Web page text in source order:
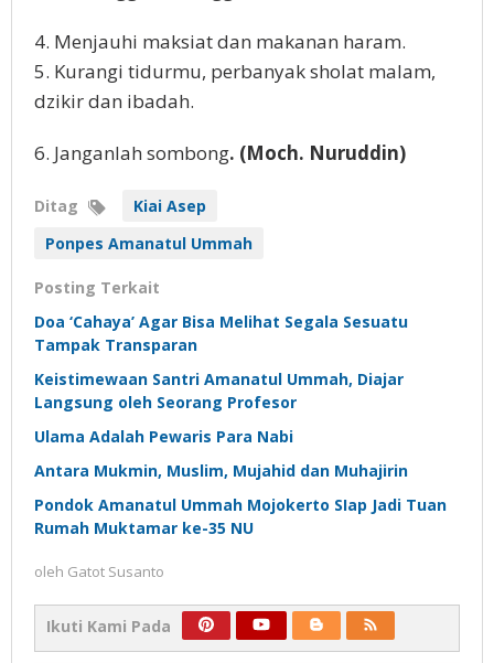
4. Menjauhi maksiat dan makanan haram.
5. Kurangi tidurmu, perbanyak sholat malam,
dzikir dan ibadah.
6. Janganlah sombong. (Moch. Nuruddin)
Ditag
Kiai Asep
Ponpes Amanatul Ummah
Posting Terkait
Doa ‘Cahaya’ Agar Bisa Melihat Segala Sesuatu
Tampak Transparan
Keistimewaan Santri Amanatul Ummah, Diajar
Langsung oleh Seorang Profesor
Ulama Adalah Pewaris Para Nabi
Antara Mukmin, Muslim, Mujahid dan Muhajirin
Pondok Amanatul Ummah Mojokerto SIap Jadi Tuan
Rumah Muktamar ke-35 NU
oleh Gatot Susanto
Ikuti Kami Pada